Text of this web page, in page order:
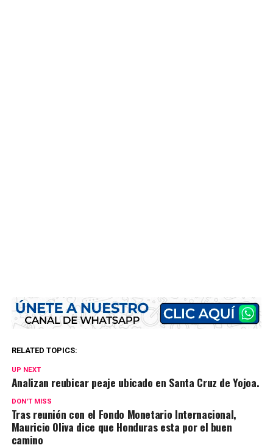
RELATED TOPICS:
UP NEXT
Analizan reubicar peaje ubicado en Santa Cruz de Yojoa.
DON'T MISS
Tras reunión con el Fondo Monetario Internacional,
Mauricio Oliva dice que Honduras esta por el buen
camino